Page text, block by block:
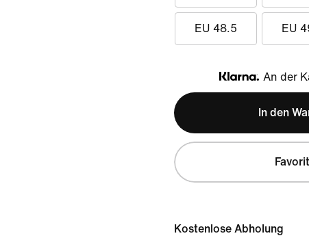
EU 48.5 EU
Klarna
An der
In den
Favorit
Kostenlose Abholung